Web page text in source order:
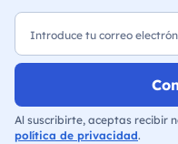
Al suscribirte, aceptas recibir
política de privacidad.